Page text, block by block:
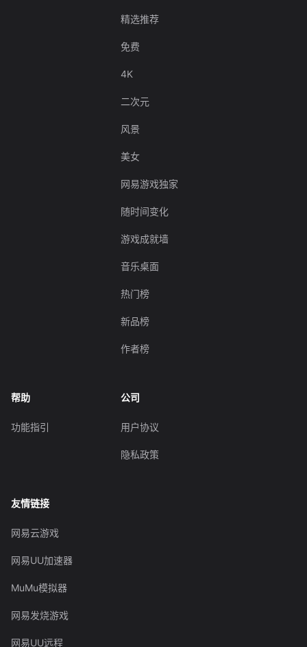
精选推荐
免费
4K
二次元
风景
美女
网易游戏独家
随时间变化
游戏成就墙
音乐桌面
热门榜
新品榜
作者榜
帮助
功能指引
公司
用户协议
隐私政策
友情链接
网易云游戏
网易UU加速器
MuMu模拟器
网易发烧游戏
网易UU远程